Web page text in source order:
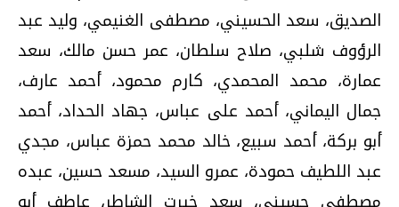
الصديق، سعد الحسيني، مصطفى الغنيمي، وليد عبد
الرؤوف شلبي، صلاح سلطان، عمر حسن مالك، سعد
عمارة، محمد المحمدي، كارم محمود، أحمد عارف،
جمال اليماني، أحمد على عباس، جهاد الحداد، أحمد
أبو بركة، أحمد سبيع، خالد محمد حمزة عباس، مجدي
عبد اللطيف حمودة، عمرو السيد، مسعد حسين، عبده